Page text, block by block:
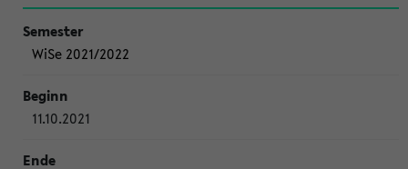
WiSe 2021/2022
11.10.2021